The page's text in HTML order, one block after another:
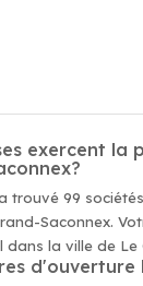
exercent la
trouvé 99
Saconnex.
la ville de Le
d'ouverture